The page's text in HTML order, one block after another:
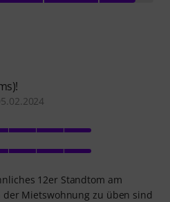
12er Standtom am
Mietswohnung zu üben sind